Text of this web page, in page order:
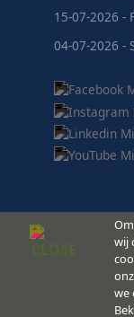
15-07-2026 -
04-07-2026 -
©
wij
we